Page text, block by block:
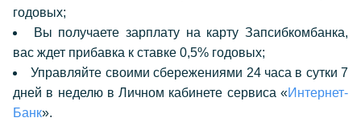
годовых;
Вы получаете зарплату на карту Запсибкомбанка,
вас ждет прибавка к ставке 0,5% годовых;
Управляйте своими сбережениями 24 часа в сутки 7
дней в неделю в Личном кабинете сервиса «Интернет-
Банк».